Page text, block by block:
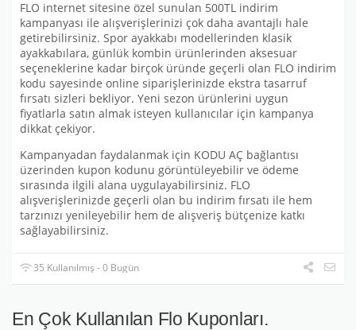
FLO internet sitesine özel sunulan 500TL indirim
kampanyası ile alışverişlerinizi çok daha avantajlı hale
getirebilirsiniz. Spor ayakkabı modellerinden klasik
ayakkabılara, günlük kombin ürünlerinden aksesuar
seçeneklerine kadar birçok üründe geçerli olan FLO indirim
kodu sayesinde online siparişlerinizde ekstra tasarruf
fırsatı sizleri bekliyor. Yeni sezon ürünlerini uygun
fiyatlarla satın almak isteyen kullanıcılar için kampanya
dikkat çekiyor.
Kampanyadan faydalanmak için KODU AÇ bağlantısı
üzerinden kupon kodunu görüntüleyebilir ve ödeme
sırasında ilgili alana uygulayabilirsiniz. FLO
alışverişlerinizde geçerli olan bu indirim fırsatı ile hem
tarzınızı yenileyebilir hem de alışveriş bütçenize katkı
sağlayabilirsiniz.
35 Kullanılmış - 0 Bugün
En Çok Kullanılan Flo Kuponları.